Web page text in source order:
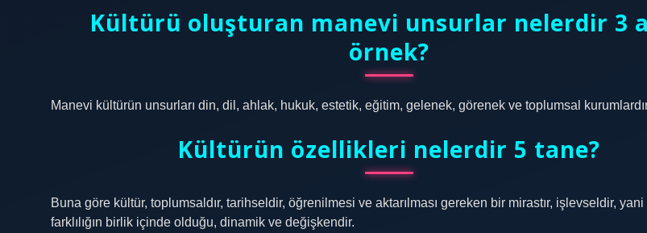
Kültürü oluşturan manevi unsurlar nelerdir 3
örnek?
Manevi kültürün unsurları din, dil, ahlak, hukuk, estetik, eğitim, gelenek, görenek ve toplumsal
Kültürün özellikleri nelerdir 5 tane?
Buna göre kültür, toplumsaldır, tarihseldir, öğrenilmesi ve aktarılması gereken bir mirastır, işlevseldir,
farklılığın birlik içinde olduğu, dinamik ve değişkendir.